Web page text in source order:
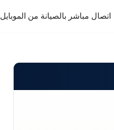
اتصال مباشر بالصيانة من الموبايل